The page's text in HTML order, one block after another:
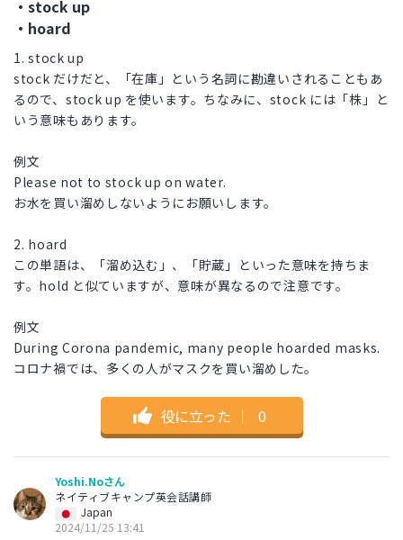
・stock up
・hoard
1. stock up
stock だけだと、「在庫」という名詞に勘違いされることもあ
るので、stock up を使います。ちなみに、stock には「株」と
いう意味もあります。
例文
Please not to stock up on water.
お水を買い溜めしないようにお願いします。
2. hoard
この単語は、「溜め込む」、「貯蔵」といった意味を持ちま
す。hold と似ていますが、意味が異なるので注意です。
例文
During Corona pandemic, many people hoarded masks.
コロナ禍では、多くの人がマスクを買い溜めした。
役に立った ｜ 0
Yoshi.Noさん
ネイティブキャンプ英会話講師
Japan
2024/11/25 13:41